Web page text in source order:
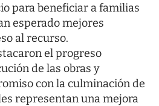
para beneficiar a familias
esperado mejores
al recurso.
el progreso
de las obras y
con la culminación de
representan una mejora